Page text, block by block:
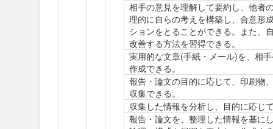
相手の意見を理解して要約し、他者
理的に自らの考えを構築し、合意形
ションをとることができる。また、
改善する方法を習得できる。
実用的な文章(手紙・メール)を、相
作成できる。
報告・論文の目的に応じて、印刷物
収集できる。
収集した情報を分析し、目的に応じ
報告・論文を、整理した情報を基に